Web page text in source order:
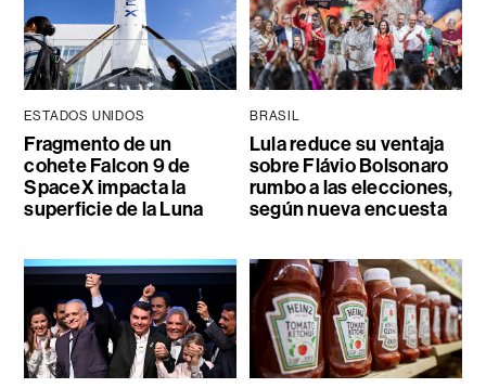
ESTADOS UNIDOS
Fragmento de un
cohete Falcon 9 de
SpaceX impacta la
superficie de la Luna
BRASIL
Lula reduce su ventaja
sobre Flávio Bolsonaro
rumbo a las elecciones,
según nueva encuesta